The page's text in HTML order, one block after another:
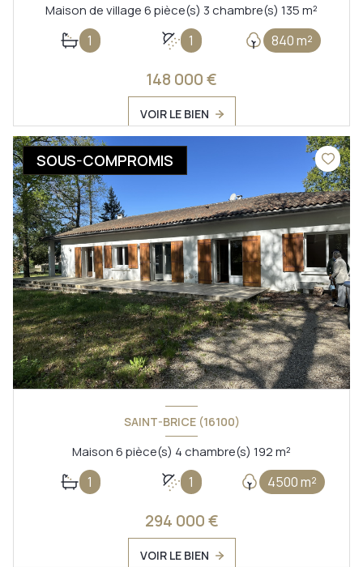
Maison de village 6 pièce(s) 3 chambre(s) 135 m²
1 1 840 m²
148 000 €
VOIR LE BIEN
SOUS-COMPROMIS
SAINT-BRICE (16100)
Maison 6 pièce(s) 4 chambre(s) 192 m²
1 1 4500 m²
294 000 €
VOIR LE BIEN